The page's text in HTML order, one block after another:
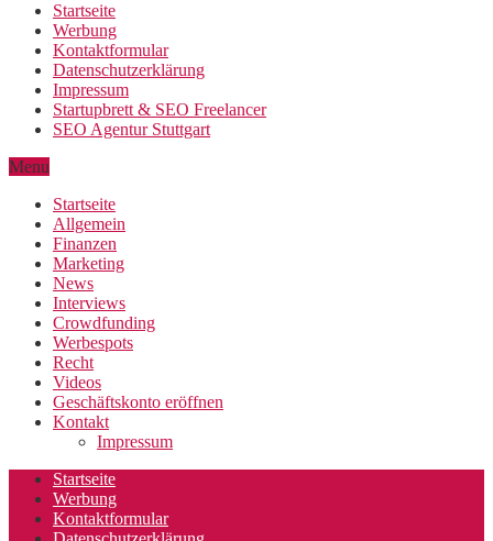
Startseite
Werbung
Kontaktformular
Datenschutzerklärung
Impressum
Startupbrett & SEO Freelancer
SEO Agentur Stuttgart
Menu
Startseite
Allgemein
Finanzen
Marketing
News
Interviews
Crowdfunding
Werbespots
Recht
Videos
Geschäftskonto eröffnen
Kontakt
Impressum
Startseite
Werbung
Kontaktformular